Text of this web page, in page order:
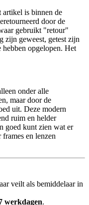
artikel is binnen de
door de
gebruikt "retour"
zijn geweest, getest zijn
hebben opgelopen. Het
onder alle
maar door de
uit. Deze modern
ruim en helder
goed kunt zien wat er
en lenzen
veilt als bemiddelaar in
werkdagen.